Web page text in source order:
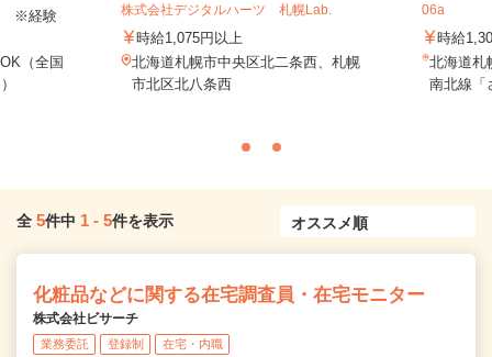
※経験
（全国
株式会社デジタルハーツ 札幌Lab.
時給1,075円以上
北海道札幌市中央区北二条西、札幌
市北区北八条西
06a
時給
北海道札
南北線「
全 5件中 1 - 5件を表示
化粧品などに関する在宅調査員・在宅モニター
株式会社ビサーチ
業務委託 登録制 在宅・内職